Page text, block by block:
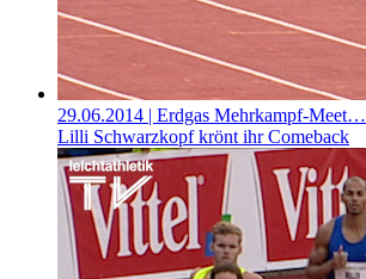
29.06.2014 | Erdgas Mehrkampf-Meet…
Lilli Schwarzkopf krönt ihr Comeback